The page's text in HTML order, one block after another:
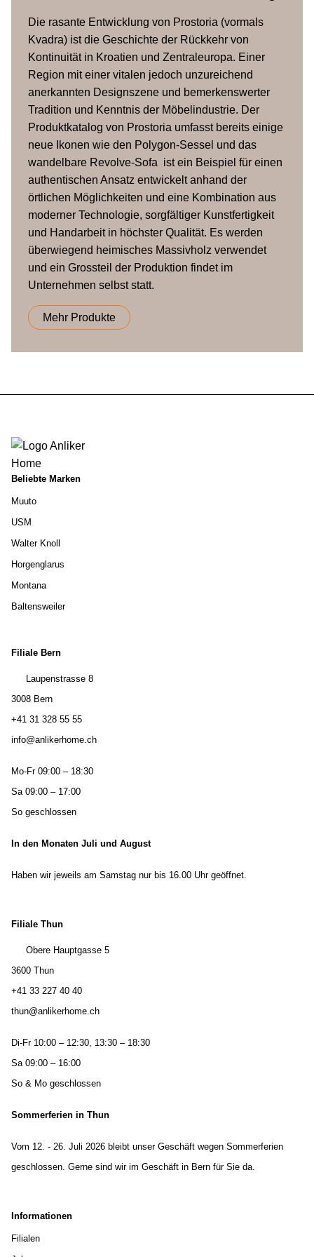
Sitz
Federn
Beine PVC
Bezug Textil oder Leder (abnehmbar)
Die rasante Entwicklung von Prostoria (vormals
Kvadra) ist die Geschichte der Rückkehr von
Kontinuität in Kroatien und Zentraleuropa. Einer
Region mit einer vitalen jedoch unzureichend
anerkannten Designszene und bemerkenswerter
Tradition und Kenntnis der Möbelindustrie. Der
Produktkatalog von Prostoria umfasst bereits einige
neue Ikonen wie den Polygon-Sessel und das
wandelbare Revolve-Sofa ist ein Beispiel für einen
authentischen Ansatz entwickelt anhand der
örtlichen Möglichkeiten und eine Kombination aus
moderner Technologie, sorgfältiger Kunstfertigkeit
und Handarbeit in höchster Qualität. Es werden
überwiegend heimisches Massivholz verwendet
und ein Grossteil der Produktion findet im
Unternehmen selbst statt.
Mehr Produkte
Beliebte Marken
Muuto
USM
Walter Knoll
Horgenglarus
Montana
Baltensweiler
Informationen
Filialen
Filiale Bern
Laupenstrasse 8
3008 Bern
+41 31 328 55 55
info@anlikerhome.ch
Mo-Fr 09:00 – 18:30
Sa 09:00 – 17:00
So geschlossen
In den Monaten Juli und August
Haben wir jeweils am Samstag nur bis 16.00 Uhr geöffnet.
Filiale Thun
Obere Hauptgasse 5
3600 Thun
+41 33 227 40 40
thun@anlikerhome.ch
Di-Fr 10:00 – 12:30, 13:30 – 18:30
Sa 09:00 – 16:00
So & Mo geschlossen
Sommerferien in Thun
Vom 12. - 26. Juli 2026 bleibt unser Geschäft wegen Sommerferien
geschlossen. Gerne sind wir im Geschäft in Bern für Sie da.